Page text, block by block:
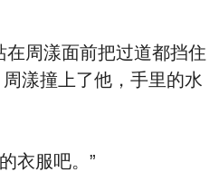
周漾面前把过道都挡住
漾撞上了他，手里的水
衣服吧。”